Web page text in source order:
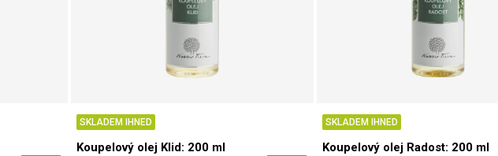
SKLADEM IHNED
Koupelový olej Klid: 200 ml
SKLADEM IHNED
Koupelový olej Radost: 200 ml